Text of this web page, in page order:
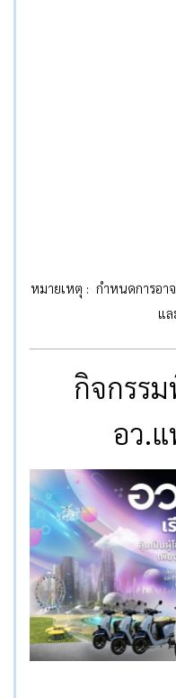
หมายเหตุ : กำหนดการอา
แล
กิจกรร
อว.